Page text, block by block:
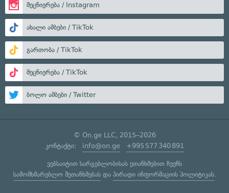
მეცნიერება / Instagram
ახალი ამბები / TikTok
გართობა / TikTok
მეცნიერება / TikTok
ბოლო ამბები / Twitter
© On.ge LLC, 2015–2026
კონტაქტი: info@on.ge +995 577 340 891
ვებსაიტით სარგებლობისას ეთანხმებით ჩვენს
სამომხმარებლო შეთანხმებასდა პირადი ინფორმაციის პოლიტიკას.